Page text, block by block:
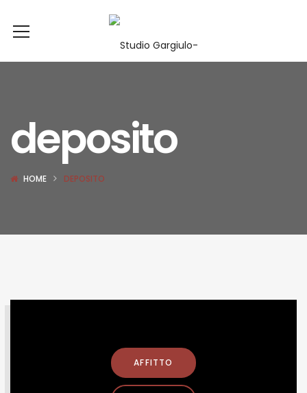
deposito
HOME DEPOSITO
AFFITTO